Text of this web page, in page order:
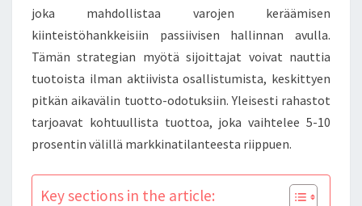
joka mahdollistaa varojen keräämisen
kiinteistöhankkeisiin passiivisen hallinnan avulla.
Tämän strategian myötä sijoittajat voivat nauttia
tuotoista ilman aktiivista osallistumista, keskittyen
pitkän aikavälin tuotto-odotuksiin. Yleisesti rahastot
tarjoavat kohtuullista tuottoa, joka vaihtelee 5-10
prosentin välillä markkinatilanteesta riippuen.
Key sections in the article: